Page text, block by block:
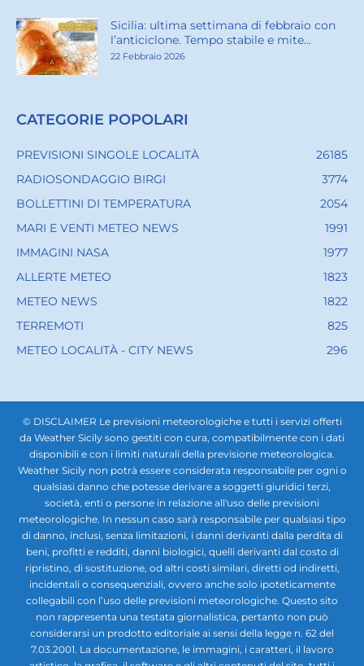
Sicilia: ultima settimana di febbraio con
l’anticiclone. Tempo stabile e mite...
22 Febbraio 2026
CATEGORIE POPOLARI
PREVISIONI SINGOLE LOCALITÀ
26185
RADIOSONDAGGIO BIRGI
3774
BOLLETTINI DI TEMPERATURA
2054
MARI E VENTI METEO NEWS
1991
IMMAGINI NASA
1977
ALLERTE METEO
1823
METEO NEWS
1822
TERREMOTI
825
METEO LOCALITÀ - CITY NEWS
296
© DISCLAIMER Le previsioni meteorologiche e tutti i servizi offerti
da Weather Sicily sono gestiti con cura, compatibilmente con i dati
disponibili e con i limiti naturali della previsione meteorologica.
Weather Sicily non potrà essere considerata responsabile per ogni o
qualsiasi danno che potesse derivare a soggetti giuridici terzi,
società, enti o persone in relazione all'uso delle previsioni
meteorologiche. In nessun caso sarà responsabile per qualsiasi tipo
di danno, inclusi, senza limitazioni, i danni derivanti dalla perdita di
beni, profitti e redditi, danni biologici, quelli derivanti dal costo di
ripristino, di sostituzione, od altri costi similari, diretti od indiretti,
incidentali o consequenziali, ovvero anche solo ipoteticamente
collegabili con l’uso delle previsioni meteorologiche. Questo sito
non rappresenta una testata giornalistica, pertanto non può
considerarsi un prodotto editoriale ai sensi della legge n. 62 del
7.03.2001. La documentazione, le immagini, i caratteri, il lavoro